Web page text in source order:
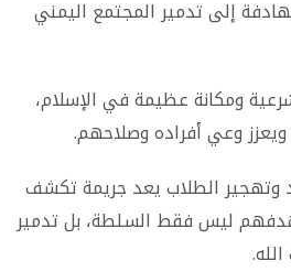
إلى تدمير المجتمع اليمني
ومكانة عظيمة في الإسلام،
وعي أفراده وصلاحهم.
وتهجير الطلاب يعد جريمة تكشف
ليس فقط السلطة، بل تدمير